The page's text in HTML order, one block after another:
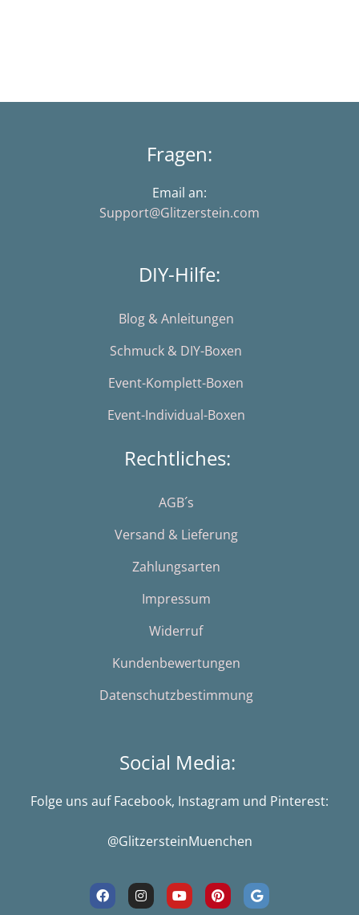
Fragen:
Email an:
Support@Glitzerstein.com
DIY-Hilfe:
Blog & Anleitungen
Schmuck & DIY-Boxen
Event-Komplett-Boxen
Event-Individual-Boxen
Rechtliches:
AGB´s
Versand & Lieferung
Zahlungsarten
Impressum
Widerruf
Kundenbewertungen
Datenschutzbestimmung
Social Media:
Folge uns auf Facebook, Instagram und Pinterest:
@GlitzersteinMuenchen
F
a
I
n
Y
o
P
i
G
o